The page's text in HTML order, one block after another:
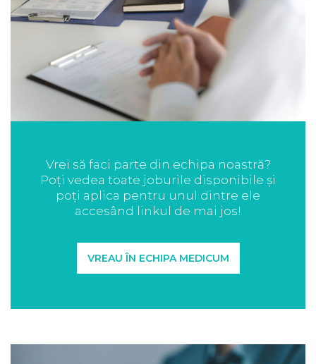
Vrei să faci parte din echipa noastră?
Poți vedea toate joburile disponibile și
poți aplica pentru unul dintre ele
accesând linkul de mai jos!
VREAU ÎN ECHIPA MEDICUM